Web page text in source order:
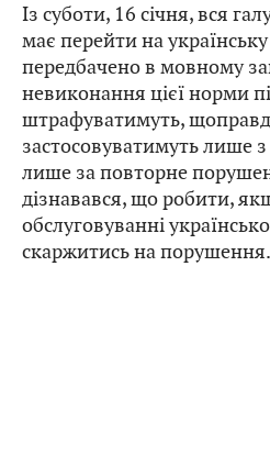
Із суботи, 16 січня, вся
має перейти на
передбачено в мовному
невиконання цієї норми
штрафуватимуть,
застосовуватимуть лише
лише за повторне
дізнавався, що робити,
обслуговуванні
скаржитись на порушення.